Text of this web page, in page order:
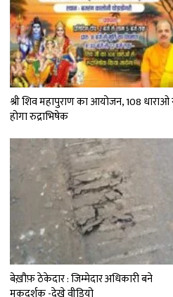
श्री शिव महापुराण का आयोजन, 108
होगा रुद्राभिषेक
बेख़ौफ़ ठेकेदार : जिम्मेदार अधिकारी बने